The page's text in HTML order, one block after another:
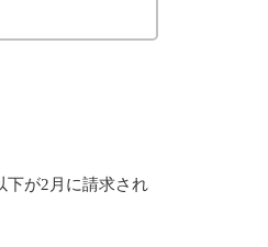
下が2月に請求され